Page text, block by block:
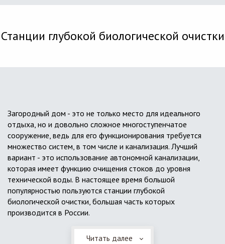
Станции глубокой биологической очистки
Загородный дом - это не только место для идеального
отдыха, но и довольно сложное многоступенчатое
сооружение, ведь для его функционирования требуется
множество систем, в том числе и канализация. Лучший
вариант - это использование автономной канализации,
которая имеет функцию очищения стоков до уровня
технической воды. В настоящее время большой
популярностью пользуются станции глубокой
биологической очистки, большая часть которых
производится в России.
Читать далее